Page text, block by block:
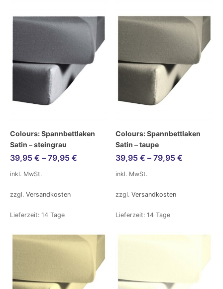
Colours: Spannbettlaken
Satin – steingrau
39,95 € – 79,95 €
inkl. MwSt.
zzgl. Versandkosten
Lieferzeit: 14 Tage
Colours: Spannbettlaken
Satin – taupe
39,95 € – 79,95 €
inkl. MwSt.
zzgl. Versandkosten
Lieferzeit: 14 Tage